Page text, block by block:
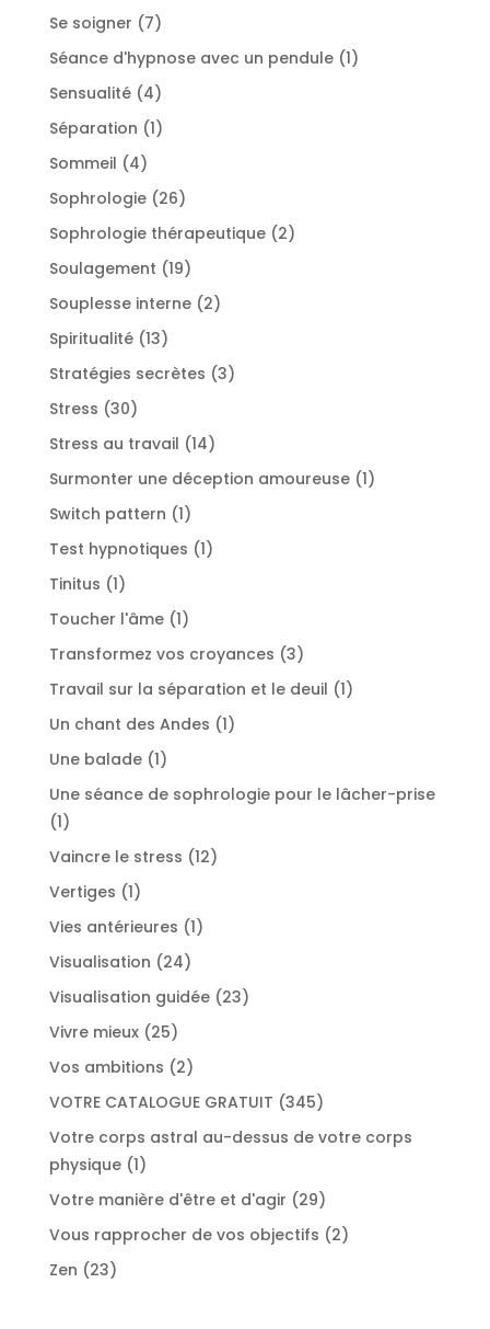
Se soigner 77
Séance d'hypnose avec un pendule 11
Sensualité 44
produits
Séparation 11
Sommeil 44
produits
Sophrologie 2626
produits
Sophrologie thérapeutique 22
Soulagement 1919
produits
Souplesse interne 22
Spiritualité 1313
produits
Stratégies secrètes 33
Stress 3030
produits
Stress au travail 1414
produits
Surmonter une déception amoureuse 11
Switch pattern 11
produit
Test hypnotiques 11
Tinitus 11
produit
Toucher l'âme 11
Transformez vos croyances 33
produits
Travail sur la séparation et le deuil 11
Un chant des Andes 11
Une balade 11
produit
Une séance de sophrologie pour le lâcher-prise
11
produit
Vaincre le stress 1212
Vertiges 11
produit
Vies antérieures 11
Visualisation 2424
produits
Visualisation guidée 2323
Vivre mieux 2525
produits
Vos ambitions 22
produits
VOTRE CATALOGUE GRATUIT 345345
produits
Votre corps astral au-dessus de votre corps
physique 11
produit
Votre manière d'être et d'agir 2929
produits
Vous rapprocher de vos objectifs 22
Zen 2323